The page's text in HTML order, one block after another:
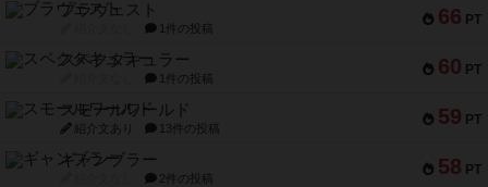
66 PT
ブラヴェスト
1件の投稿
60 PT
スペクタキュラー
1件の投稿
59 PT
スモールワールド
紹介文あり 13件の投稿
58 PT
ギャンブラー
2件の投稿